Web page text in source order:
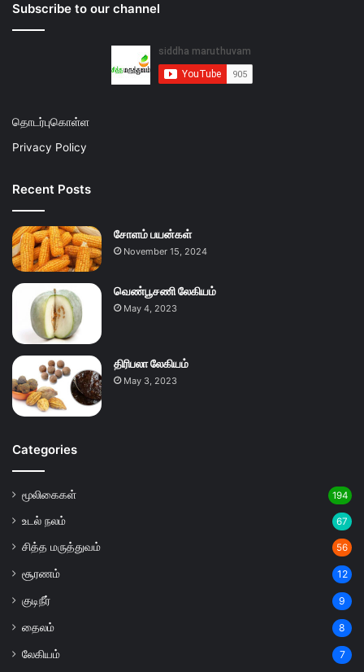
Subscribe to our channel
தொடர்புகொள்ள
Privacy Policy
Recent Posts
சோளம் பயன்கள்
November 15, 2024
வெண்பூசணி லேகியம்
May 4, 2023
திரிபலா லேகியம்
May 3, 2023
Categories
மூலிகைகள் 194
உடல் நலம் 67
சித்த மருத்துவம் 56
சூரணம் 12
குடிநீர் 9
தைலம் 8
லேகியம் 7